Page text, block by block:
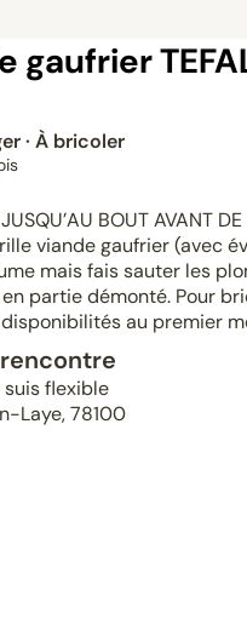
gaufrier
· À bricoler
BOUT AVANT DE
viande gaufrier (avec
mais fais sauter les
partie démonté. Pour
au premier
flexible
Laye, 78100